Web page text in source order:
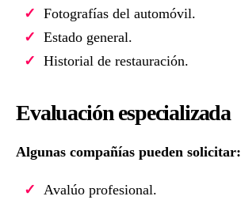
Fotografías del automóvil.
Estado general.
Historial de restauración.
Evaluación especializada
Algunas compañías pueden solicitar:
Avalúo profesional.